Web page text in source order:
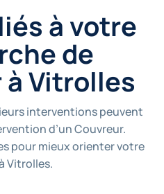
à votre
de
Vitrolles
interventions peuvent
d’un Couvreur.
pour mieux orienter votre
Vitrolles.